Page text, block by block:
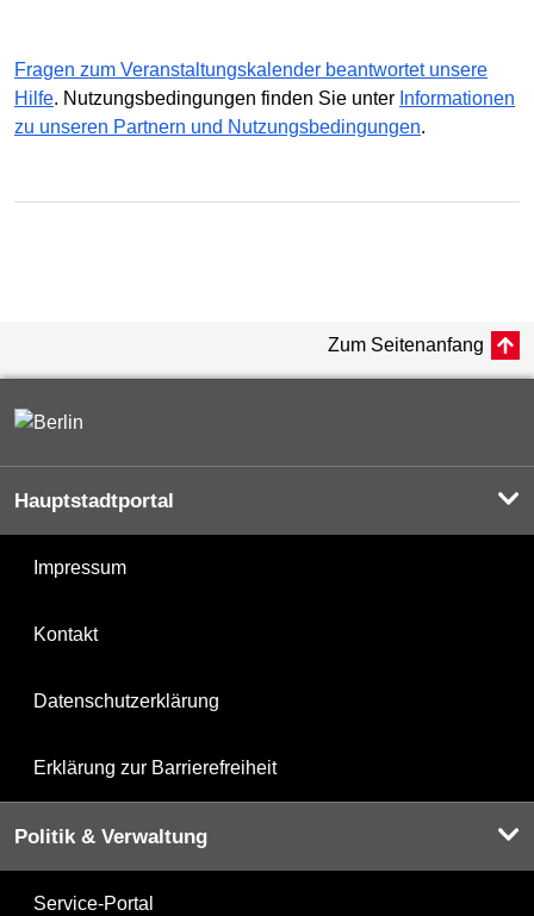
Fragen zum Veranstaltungskalender beantwortet unsere
Hilfe. Nutzungsbedingungen finden Sie unter Informationen
zu unseren Partnern und Nutzungsbedingungen.
Zum Seitenanfang
Hauptstadtportal
Impressum
Kontakt
Datenschutzerklärung
Erklärung zur Barrierefreiheit
Politik & Verwaltung
Service-Portal